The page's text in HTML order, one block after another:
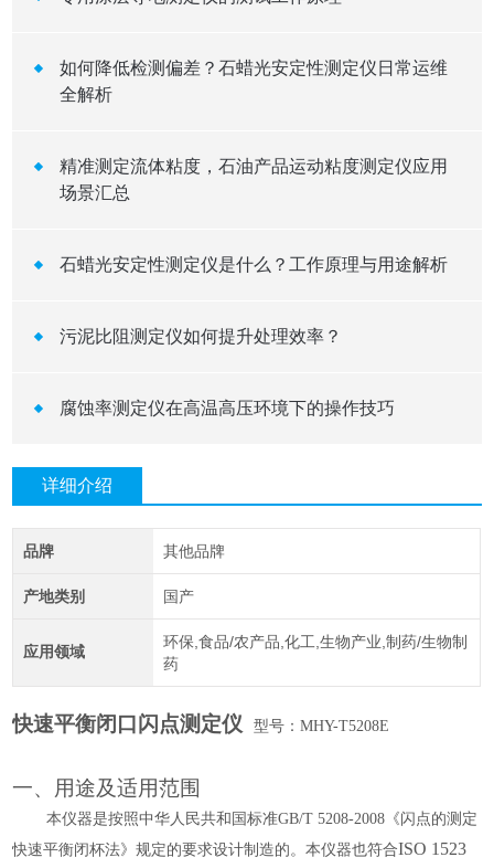
如何降低检测偏差？石蜡光安定性测定仪日常运维
全解析
精准测定流体粘度，石油产品运动粘度测定仪应用
场景汇总
石蜡光安定性测定仪是什么？工作原理与用途解析
污泥比阻测定仪如何提升处理效率？
腐蚀率测定仪在高温高压环境下的操作技巧
详细介绍
品牌 其他品牌
产地类别 国产
应用领域
环保,食品/农产品,化工,生物产业,制药/生物制
药
快速平衡闭口闪点测定仪 型号：MHY-T5208E
一、 用途及适用范围
本仪器是按照中华人民共和国标准GB/T 5208-2008《闪点的测定
快速平衡闭杯法》规定的要求设计制造的。本仪器也符合ISO 1523